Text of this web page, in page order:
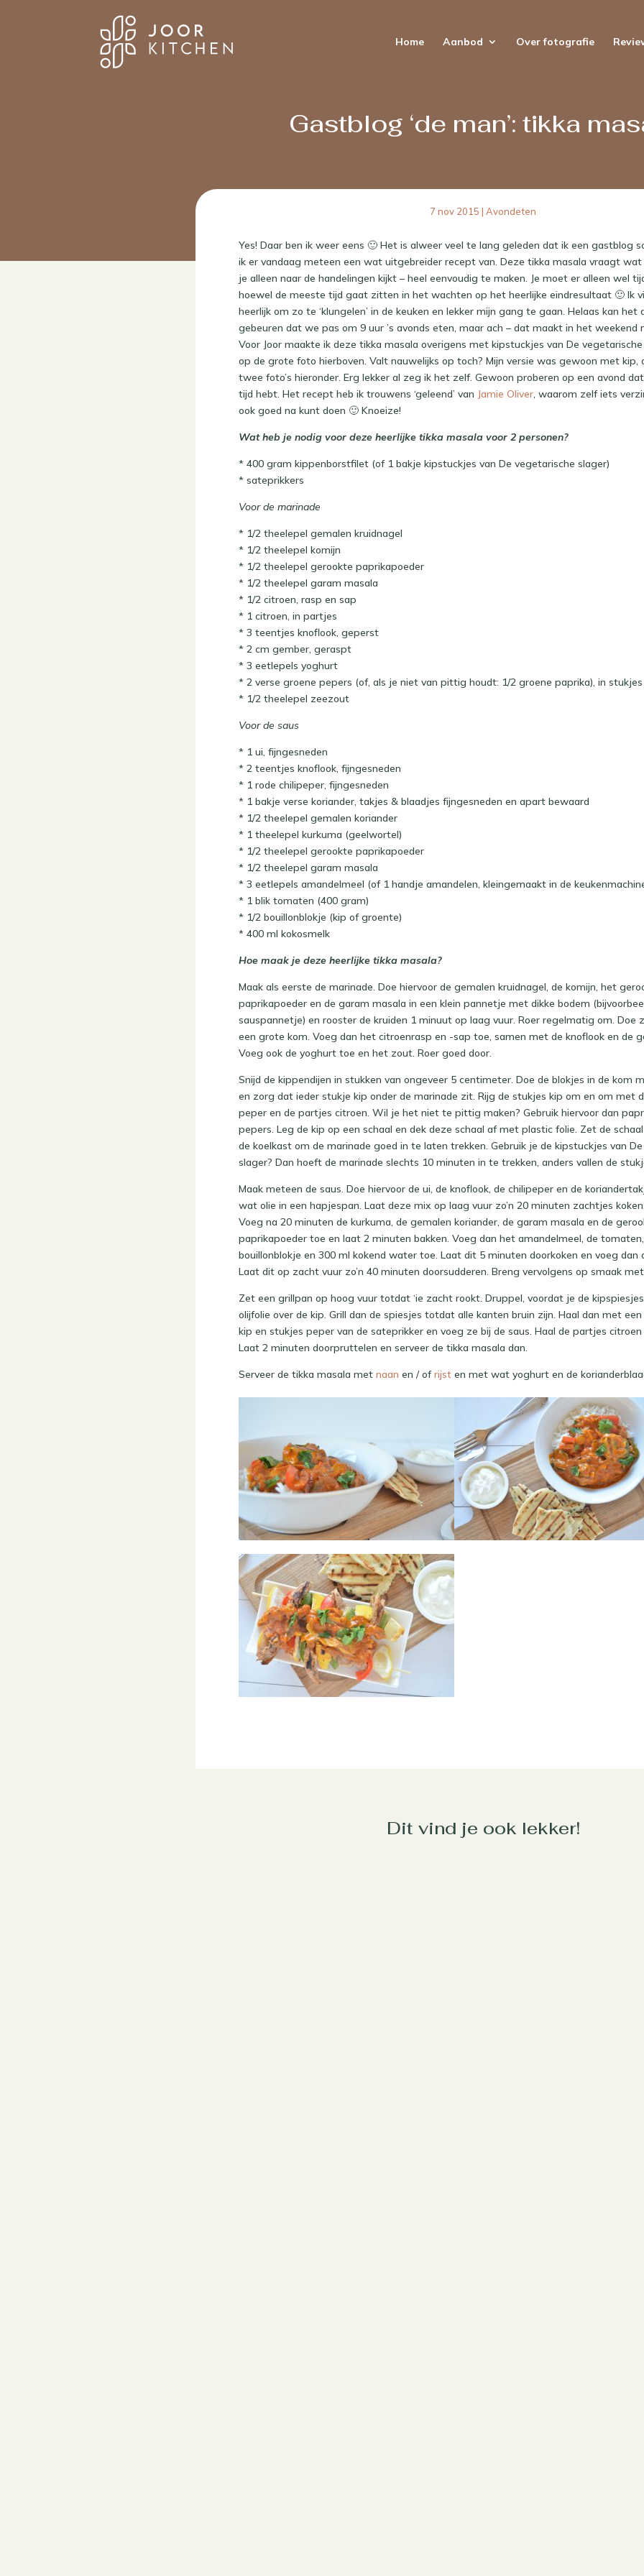
Home Aanbod Over fotografie
Gastblog ‘de man’: tikka
7 nov 2015 | Avondeten
Yes! Daar ben ik weer eens 🙂 Het is alweer veel te lang geleden dat ik een gastblog
ik er vandaag meteen een wat uitgebreider recept van. Deze tikka masala vraagt wat
je alleen naar de handelingen kijkt – heel eenvoudig te maken. Je moet er alleen wel
hoewel de meeste tijd gaat zitten in het wachten op het heerlijke eindresultaat 🙂 Ik
heerlijk om zo te ‘klungelen’ in de keuken en lekker mijn gang te gaan. Helaas kan het
gebeuren dat we pas om 9 uur ’s avonds eten, maar ach – dat maakt in het weekend
Voor Joor maakte ik deze tikka masala overigens met kipstuckjes van De
op de grote foto hierboven. Valt nauwelijks op toch? Mijn versie was gewoon met kip,
twee foto’s hieronder. Erg lekker al zeg ik het zelf. Gewoon proberen op een avond
tijd hebt. Het recept heb ik trouwens ‘geleend’ van Jamie Oliver, waarom zelf iets
ook goed na kunt doen 🙂 Knoeize!
Wat heb je nodig voor deze heerlijke tikka masala voor 2 personen?
* 400 gram kippenborstfilet (of 1 bakje kipstuckjes van De vegetarische slager)
* sateprikkers
Voor de marinade
* 1/2 theelepel gemalen kruidnagel
* 1/2 theelepel komijn
* 1/2 theelepel gerookte paprikapoeder
* 1/2 theelepel garam masala
* 1/2 citroen, rasp en sap
* 1 citroen, in partjes
* 3 teentjes knoflook, geperst
* 2 cm gember, geraspt
* 3 eetlepels yoghurt
* 2 verse groene pepers (of, als je niet van pittig houdt: 1/2 groene paprika), in
* 1/2 theelepel zeezout
Voor de saus
* 1 ui, fijngesneden
* 2 teentjes knoflook, fijngesneden
* 1 rode chilipeper, fijngesneden
* 1 bakje verse koriander, takjes & blaadjes fijngesneden en apart bewaard
* 1/2 theelepel gemalen koriander
* 1 theelepel kurkuma (geelwortel)
* 1/2 theelepel gerookte paprikapoeder
* 1/2 theelepel garam masala
* 3 eetlepels amandelmeel (of 1 handje amandelen, kleingemaakt in de
* 1 blik tomaten (400 gram)
* 1/2 bouillonblokje (kip of groente)
* 400 ml kokosmelk
Hoe maak je deze heerlijke tikka masala?
Maak als eerste de marinade. Doe hiervoor de gemalen kruidnagel, de komijn, het
paprikapoeder en de garam masala in een klein pannetje met dikke bodem
sauspannetje) en rooster de kruiden 1 minuut op laag vuur. Roer regelmatig om. Doe
een grote kom. Voeg dan het citroenrasp en -sap toe, samen met de knoflook en de
Voeg ook de yoghurt toe en het zout. Roer goed door.
Snijd de kippendijen in stukken van ongeveer 5 centimeter. Doe de blokjes in de kom
en zorg dat ieder stukje kip onder de marinade zit. Rijg de stukjes kip om en om met
peper en de partjes citroen. Wil je het niet te pittig maken? Gebruik hiervoor dan
pepers. Leg de kip op een schaal en dek deze schaal af met plastic folie. Zet de
de koelkast om de marinade goed in te laten trekken. Gebruik je de kipstuckjes van
slager? Dan hoeft de marinade slechts 10 minuten in te trekken, anders vallen de
Maak meteen de saus. Doe hiervoor de ui, de knoflook, de chilipeper en de
wat olie in een hapjespan. Laat deze mix op laag vuur zo’n 20 minuten zachtjes
Voeg na 20 minuten de kurkuma, de gemalen koriander, de garam masala en de
paprikapoeder toe en laat 2 minuten bakken. Voeg dan het amandelmeel, de
bouillonblokje en 300 ml kokend water toe. Laat dit 5 minuten doorkoken en voeg dan
Laat dit op zacht vuur zo’n 40 minuten doorsudderen. Breng vervolgens op smaak
Zet een grillpan op hoog vuur totdat ‘ie zacht rookt. Druppel, voordat je de
olijfolie over de kip. Grill dan de spiesjes totdat alle kanten bruin zijn. Haal dan met
kip en stukjes peper van de sateprikker en voeg ze bij de saus. Haal de partjes
Laat 2 minuten doorpruttelen en serveer de tikka masala dan.
Serveer de tikka masala met naan en / ofrijst en met wat yoghurt en de
Dit vind je ook lekker!